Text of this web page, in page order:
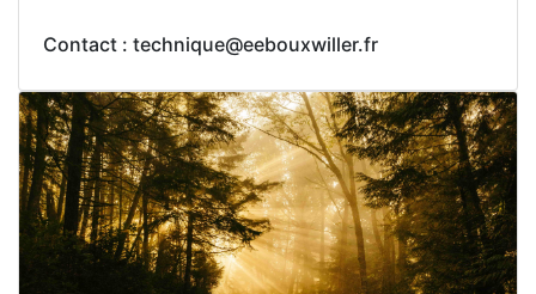
Contact : technique@eebouxwiller.fr